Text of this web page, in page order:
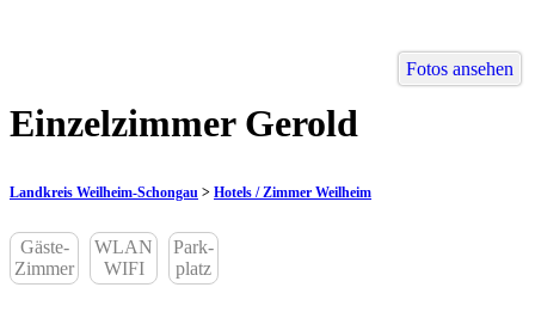
Fotos ansehen
Einzelzimmer Gerold
Landkreis Weilheim-Schongau > Hotels / Zimmer Weilheim
Gäste-
Zimmer
WLAN
WIFI
Park-
platz